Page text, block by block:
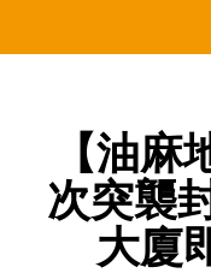
【油
次突襲
大廈